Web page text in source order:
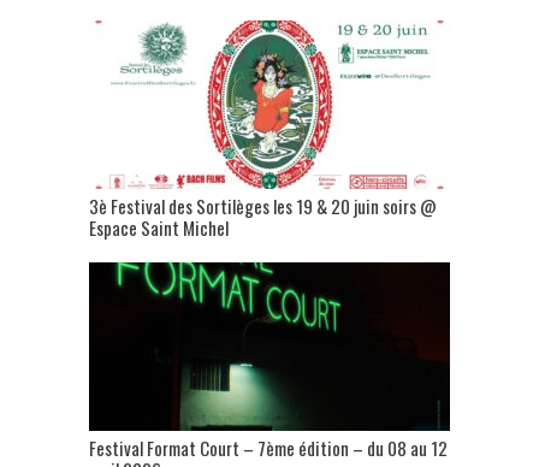
3è Festival des Sortilèges les 19 & 20 juin soirs @
Espace Saint Michel
Festival Format Court – 7ème édition – du 08 au 12